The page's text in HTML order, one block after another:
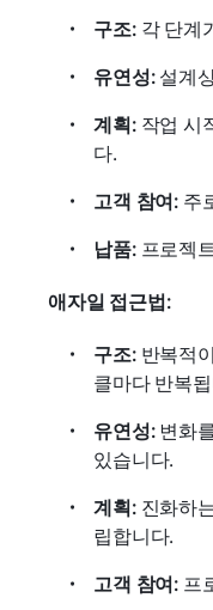
구조: 각 단계
유연성: 설계
계획: 작업 시
다.
고객 참여: 주
납품: 프로젝
애자일 접근법:
구조: 반복적
클마다 반복
유연성: 변화
있습니다.
계획: 진화하
립합니다.
고객 참여: 프